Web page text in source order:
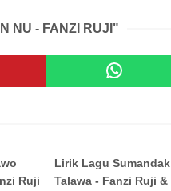
NU - FANZI RUJI"
Ruji
Lirik Lagu Sumandak
Talawa - Fanzi Ruji &